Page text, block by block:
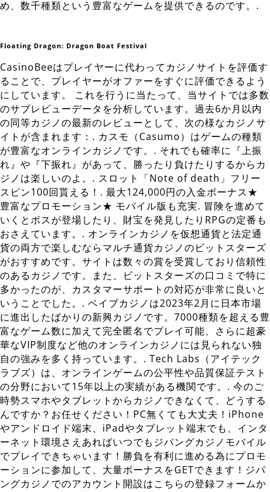
め、数千種類という豊富なゲームを提供できるのです。.
Floating Dragon: Dragon Boat Festival
CasinoBeeはプレイヤーに代わってカジノサイトを評価す
ることで、プレイヤーがオファーをすぐに評価できるよう
にしています。 これを行うに当たって、当サイトでは多数
のサブレビューデータを分析しています。過去6か月以内
の同等カジノの最新のレビューとして、次の様なカジノサ
イトが含まれます：. カスモ（Casumo）はゲームの種類
が豊富なオンラインカジノです。. それでも確率に『上振
れ』や『下振れ』があって、勝ったり負けたりするからカ
ジノは楽しいのよ。. スロット「Note of death」フリー
スピン100回貰える！. 最大124,000円の入金ボーナス★
豊富なプロモーション★ モバイル版も充実. 冒険を進めて
いくとボスが登場したり、財宝を発見したりRPGの定番も
おさえています。. オンラインカジノを仮想通貨と法定通
貨の両方で楽しむならマルチ通貨カジノのビットスターズ
がおすすめです。サイトは数々の賞を受賞しており信頼性
のあるカジノです。また、ビットスターズの口コミで特に
多かったのが、カスタマーサポートの対応が非常に良いと
いうことでした。. ベイブカジノは2023年2月に日本市場
に進出したばかりの新興カジノです。7000種類を超える豊
富なゲーム数に加えて完全匿名でプレイ可能、さらに超豪
華なVIP制度など他のオンラインカジノには見られない独
自の強みを多く持っています。. Tech Labs（アイテック
ラブズ）は、オンラインゲームの公平性や品質保証テスト
の分野において15年以上の実績がある機関です。. 今のご
時勢スマホやタブレットからカジノできなくて、どうする
んですか？お任せください！PC無くても大丈夫！iPhone
やアンドロイド端末、iPadやタブレット端末でも、インタ
ーネット環境さえあればいつでもジパングカジノモバイル
でプレイできちゃいます！勝負を有利に進める為にプロモ
ーションに参加して、大量ボーナスをGETできます！ジパ
ングカジノでのアカウント開設はこちらの登録フォームか